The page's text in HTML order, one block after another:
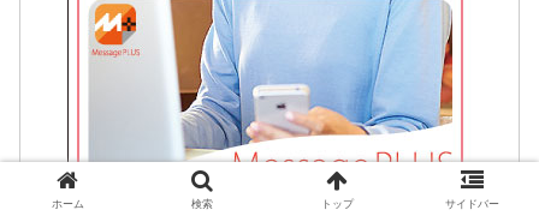
ホーム 検索 トップ サイドバー